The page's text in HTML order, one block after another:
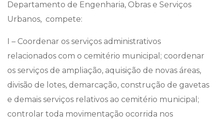
Departamento de Engenharia, Obras e Serviços
Urbanos, compete:
I – Coordenar os serviços administrativos
relacionados com o cemitério municipal; coordenar
os serviços de ampliação, aquisição de novas áreas,
divisão de lotes, demarcação, construção de gavetas
e demais serviços relativos ao cemitério municipal;
controlar toda movimentação ocorrida nos